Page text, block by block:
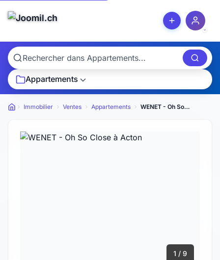
Appartements
Petites annonces
Immobilier Ventes Appartements WENET - Oh So Close
1 / 9